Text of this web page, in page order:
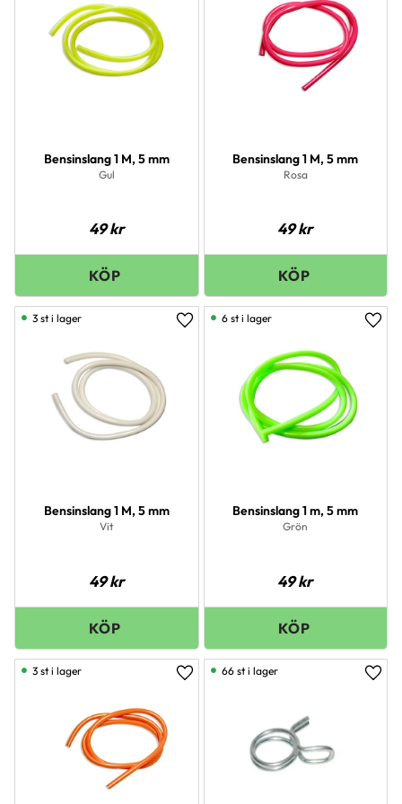
Bensinslang 1 M, 5 mm
Gul
49kr
Bensinslang 1 M, 5 mm
Rosa
49kr
Bensinslang 1 M, 5 mm
Vit
49kr
Lägg till i favoriter
3 st i lager
Bensinslang 1 m, 5 mm
Grön
49kr
6 st i lager
Lägg till i favoriter
3 st i lager 66 st i lager